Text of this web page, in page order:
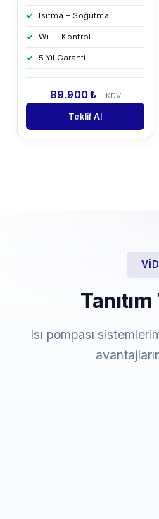
Isıtma + Soğutma
Wi-Fi Kontrol
5 Yıl Garanti
89.900 ₺ + KDV
Teklif Al
Isı pompası